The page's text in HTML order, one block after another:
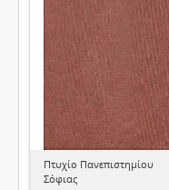
Πτυχίο Πανεπιστημίου
Σόφιας